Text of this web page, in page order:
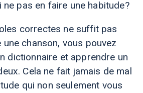
pas en faire une habitude?
correctes ne suffit pas
chanson, vous pouvez
dictionnaire et apprendre un
Cela ne fait jamais de mal
qui non seulement vous